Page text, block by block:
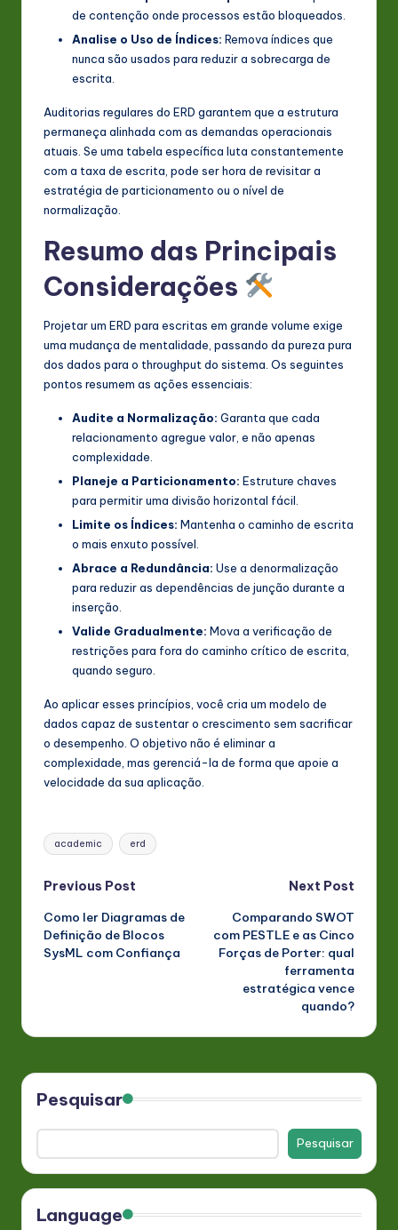
de contenção onde processos estão bloqueados.
Analise o Uso de Índices: Remova índices que
nunca são usados para reduzir a sobrecarga de
escrita.
Auditorias regulares do ERD garantem que a estrutura
permaneça alinhada com as demandas operacionais
atuais. Se uma tabela específica luta constantemente
com a taxa de escrita, pode ser hora de revisitar a
estratégia de particionamento ou o nível de
normalização.
Resumo das Principais
Considerações
Projetar um ERD para escritas em grande volume exige
uma mudança de mentalidade, passando da pureza pura
dos dados para o throughput do sistema. Os seguintes
pontos resumem as ações essenciais:
Audite a Normalização: Garanta que cada
relacionamento agregue valor, e não apenas
complexidade.
Planeje a Particionamento: Estruture chaves
para permitir uma divisão horizontal fácil.
Limite os Índices: Mantenha o caminho de escrita
o mais enxuto possível.
Abrace a Redundância: Use a denormalização
para reduzir as dependências de junção durante a
inserção.
Valide Gradualmente: Mova a verificação de
restrições para fora do caminho crítico de escrita,
quando seguro.
Ao aplicar esses princípios, você cria um modelo de
dados capaz de sustentar o crescimento sem sacrificar
o desempenho. O objetivo não é eliminar a
complexidade, mas gerenciá-la de forma que apoie a
velocidade da sua aplicação.
Tags:
academic erd
Post
navigation
Previous Post
Como ler Diagramas de
Definição de Blocos
SysML com Confiança
Next Post
Comparando SWOT
com PESTLE e as Cinco
Forças de Porter: qual
ferramenta
estratégica vence
quando?
Pesquisar
Pesquisar
Language